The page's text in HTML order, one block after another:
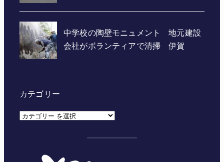
カテゴリー
カ